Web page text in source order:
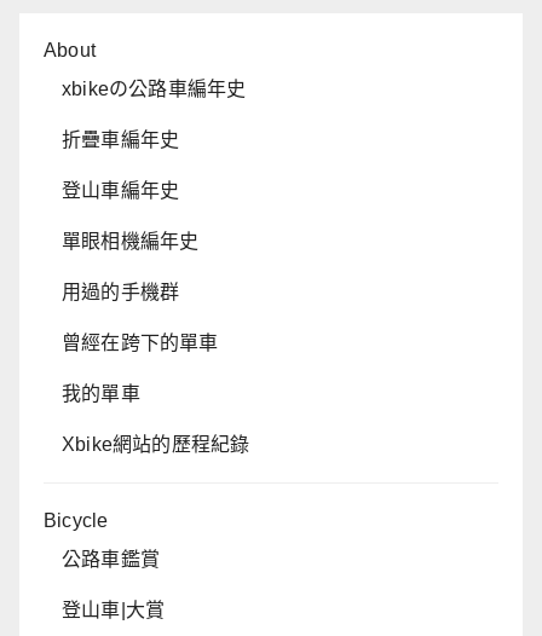
About
xbikeの公路車編年史
折疊車編年史
登山車編年史
單眼相機編年史
用過的手機群
曾經在跨下的單車
我的單車
Xbike網站的歷程紀錄
Bicycle
公路車鑑賞
登山車|大賞